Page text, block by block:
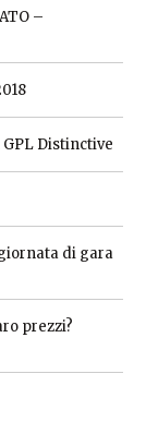
–
Distinctive
di gara
prezzi?